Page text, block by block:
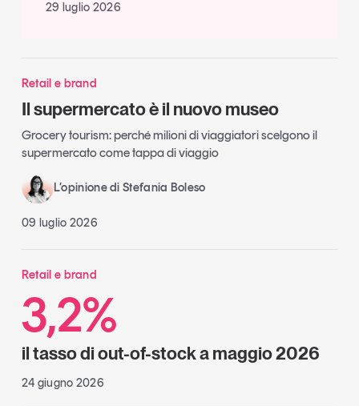
29 luglio 2026
Retail e brand
Il supermercato è il nuovo museo
Grocery tourism: perché milioni di viaggiatori scelgono il
supermercato come tappa di viaggio
L’opinione di Stefania Boleso
09 luglio 2026
Retail e brand
3,2%
il tasso di out-of-stock a maggio 2026
24 giugno 2026